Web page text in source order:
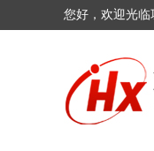
您好，欢迎光临